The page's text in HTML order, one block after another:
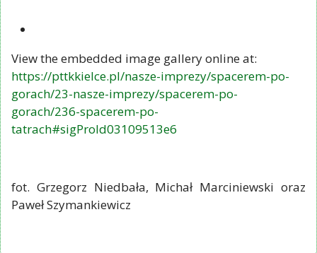
View the embedded image gallery online at:
https://pttkkielce.pl/nasze-imprezy/spacerem-po-
gorach/23-nasze-imprezy/spacerem-po-
gorach/236-spacerem-po-
tatrach#sigProId03109513e6
fot. Grzegorz Niedbała, Michał Marciniewski oraz
Paweł Szymankiewicz